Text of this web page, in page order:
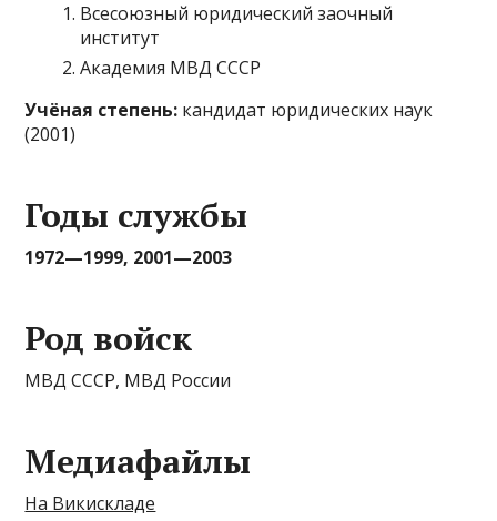
Всесоюзный юридический заочный
институт
Академия МВД СССР
Учёная степень: кандидат юридических наук
(2001)
Годы службы
1972—1999, 2001—2003
Род войск
МВД СССР, МВД России
Медиафайлы
На Викискладе